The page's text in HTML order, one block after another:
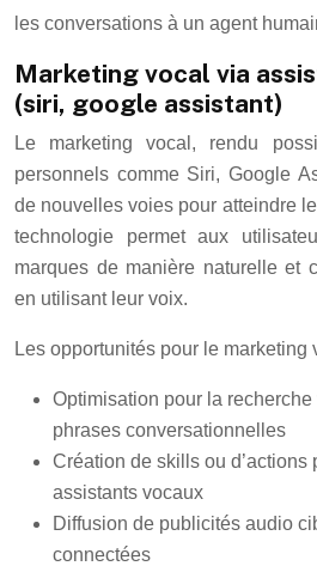
les conversations à un agent
Marketing vocal via
(siri, google assistant)
Le marketing vocal, rendu
personnels comme Siri, Google
de nouvelles voies pour atteindre
technologie permet aux
marques de manière naturelle et
en utilisant leur voix.
Les opportunités pour le marketing
Optimisation pour la
phrases conversationnelles
Création de skills ou
assistants vocaux
Diffusion de publicités audio
connectées